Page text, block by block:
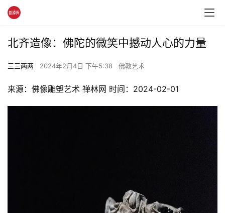
北齐造像：佛陀的微笑中撼动人心的力量
三三两两 2024年2月4日 下午5:38 佛教艺术
来源：佛像雕塑艺术 禅林网 时间：2024-02-01